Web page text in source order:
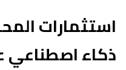
ذكاء اصطناعي